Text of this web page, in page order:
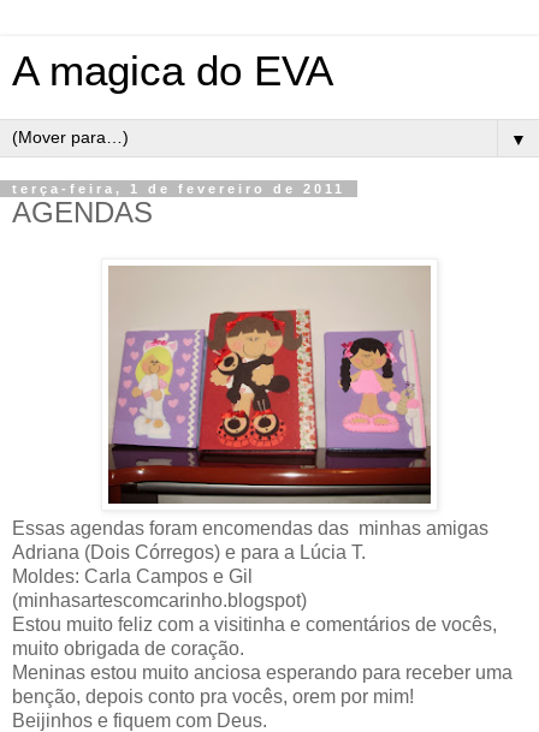
A magica do EVA
▼
terça-feira, 1 de fevereiro de 2011
AGENDAS
Essas agendas foram encomendas das minhas amigas
Adriana (Dois Córregos) e para a Lúcia T.
Moldes: Carla Campos e Gil
(minhasartescomcarinho.blogspot)
Estou muito feliz com a visitinha e comentários de vocês,
muito obrigada de coração.
Meninas estou muito anciosa esperando para receber uma
benção, depois conto pra vocês, orem por mim!
Beijinhos e fiquem com Deus.